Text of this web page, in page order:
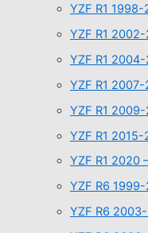
YZF R1 1998-
YZF R1
YZF R1
YZF R1
YZF R1 2009-
YZF R1 2015-
YZF R1 2020
YZF R6
YZF R6